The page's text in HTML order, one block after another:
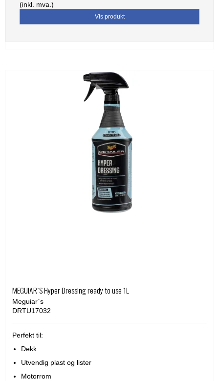
(inkl. mva.)
Vis produkt
MEGUIAR`S Hyper Dressing ready to use 1L
Meguiar`s
DRTU17032
Perfekt til:
Dekk
Utvendig plast og lister
Motorrom